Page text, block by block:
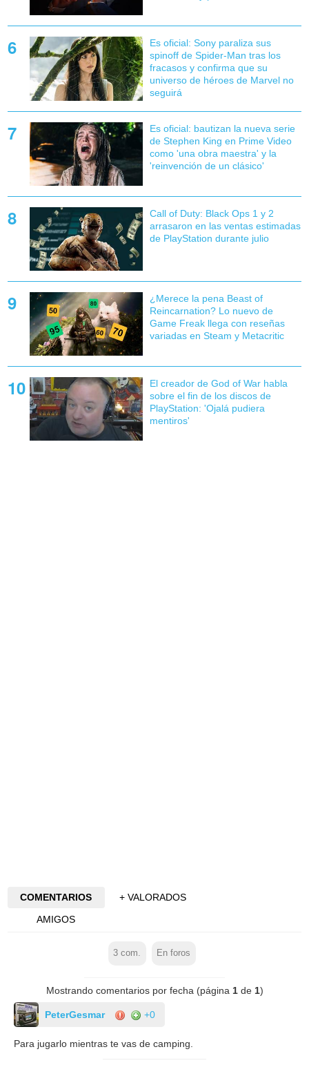
Es oficial: Sony paraliza sus
spinoff de Spider-Man tras los
fracasos y confirma que su
universo de héroes de Marvel no
seguirá
Es oficial: bautizan la nueva serie
de Stephen King en Prime Video
como 'una obra maestra' y la
'reinvención de un clásico'
Call of Duty: Black Ops 1 y 2
arrasaron en las ventas estimadas
de PlayStation durante julio
¿Merece la pena Beast of
Reincarnation? Lo nuevo de
Game Freak llega con reseñas
variadas en Steam y Metacritic
El creador de God of War habla
sobre el fin de los discos de
PlayStation: 'Ojalá pudiera
mentiros'
COMENTARIOS
+ VALORADOS
AMIGOS
3 com. En foros
Mostrando comentarios por fecha (página 1de 1)
PeterGesmar +0
Para jugarlo mientras te vas de camping.